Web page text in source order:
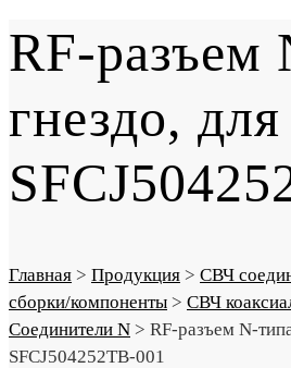
RF-разъем
гнездо,
Главная > Продукция > СВЧ
сборки/компоненты > СВЧ
Соединители N > RF-разъем N-
SFCJ504252TB-001